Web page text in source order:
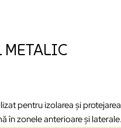
METALIC
pentru izolarea și
în zonele anterioare și laterale.